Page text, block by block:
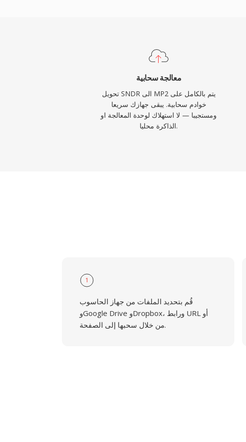
معالجة سحابية
تحويل SNDR الى MP2 يتم بالكامل على
خوادم سحابية. يبقى جهازك سريعا
ومستجيبا — لا استهلاك لوحدة المعالجة او
الذاكرة محليا.
1
قُم بتحديد الملفات من جهاز الحاسوب
وGoogle Drive وDropbox، ورابط URL أو
من خلال سحبها إلى الصفحة.